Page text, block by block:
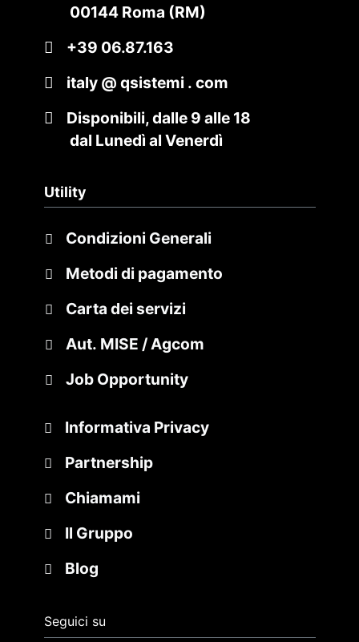
00144 Roma (RM)
+39 06.87.163
italy @ qsistemi . com
Disponibili, dalle 9 alle 18
dal Lunedì al Venerdì
Utility
Condizioni Generali
Metodi di pagamento
Carta dei servizi
Aut. MISE / Agcom
Job Opportunity
Informativa Privacy
Partnership
Chiamami
Il Gruppo
Blog
Seguici su